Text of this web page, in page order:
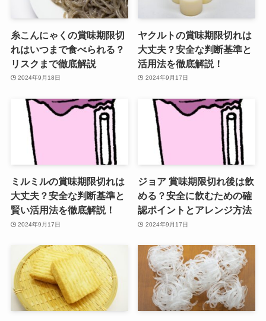
糸こんにゃくの賞味期限切
れはいつまで食べられる？
リスクまで徹底解説
2024年9月18日
ヤクルトの賞味期限切れは
大丈夫？安全な判断基準と
活用法を徹底解説！
2024年9月17日
ミルミルの賞味期限切れは
大丈夫？安全な判断基準と
賢い活用法を徹底解説！
2024年9月17日
ジョア 賞味期限切れ後は飲
める？安全に飲むための確
認ポイントとアレンジ方法
2024年9月17日